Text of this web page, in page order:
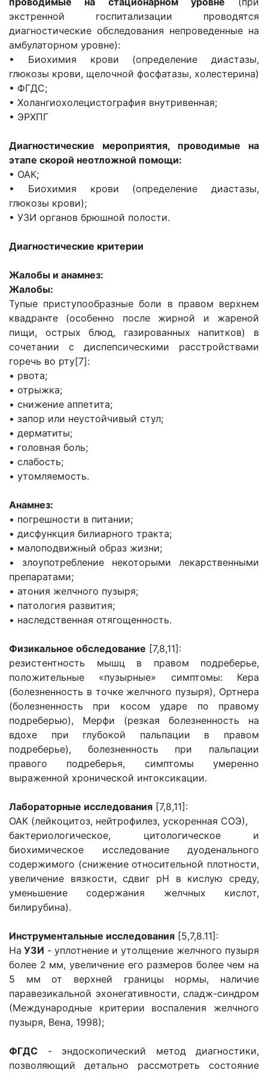
экстренной госпитализации проводятся
диагностические обследования непроведенные на
амбулаторном уровне):
• Биохимия крови (определение диастазы,
глюкозы крови, щелочной фосфатазы, холестерина)
• ФГДС;
• Холангиохолецистография внутривенная;
• ЭРХПГ
Диагностические мероприятия, проводимые на
этапе скорой неотложной помощи:
• ОАК;
• Биохимия крови (определение диастазы,
глюкозы крови);
• УЗИ органов брюшной полости.
Диагностические критерии
Жалобы и анамнез:
Жалобы:
Тупые приступообразные боли в правом верхнем
квадранте (особенно после жирной и жареной
пищи, острых блюд, газированных напитков) в
сочетании с диспепсическими расстройствами
горечь во рту[7]:
• рвота;
• отрыжка;
• снижение аппетита;
• запор или неустойчивый стул;
• дерматиты;
• головная боль;
• слабость;
• утомляемость.
Анамнез:
• погрешности в питании;
• дисфункция билиарного тракта;
• малоподвижный образ жизни;
• злоупотребление некоторыми лекарственными
препаратами;
• атония желчного пузыря;
• патология развития;
• наследственная отягощенность.
Физикальное обследование [7,8,11]:
резистентность мышц в правом подреберье,
положительные «пузырные» симптомы: Кера
(болезненность в точке желчного пузыря), Ортнера
(болезненность при косом ударе по правому
подреберью), Мерфи (резкая болезненность на
вдохе при глубокой пальпации в правом
подреберье), болезненность при пальпации
правого подреберья, симптомы умеренно
выраженной хронической интоксикации.
Лабораторные исследования [7,8,11]:
ОАК (лейкоцитоз, нейтрофилез, ускоренная СОЭ),
бактериологическое, цитологическое и
биохимическое исследование дуоденального
содержимого (снижение относительной плотности,
увеличение вязкости, сдвиг рН в кислую среду,
уменьшение содержания желчных кислот,
билирубина).
Инструментальные исследования [5,7,8.11]:
На УЗИ - уплотнение и утолщение желчного пузыря
более 2 мм, увеличение его размеров более чем на
5 мм от верхней границы нормы, наличие
паравезикальной эхонегативности, сладж-синдром
(Международные критерии воспаления желчного
пузыря, Вена, 1998);
ФГДС - эндоскопический метод диагностики,
позволяющий детально рассмотреть состояние